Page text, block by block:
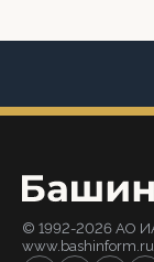
© 1992-2026 АО
www.bashinform.ru